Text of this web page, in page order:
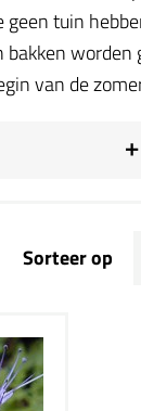
tuin
worden
van de
Sorteer op